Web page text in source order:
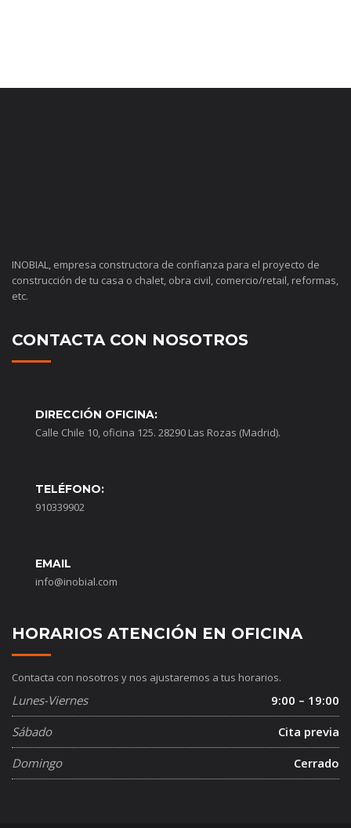
INOBIAL, empresa constructora de confianza para el proyecto de
construcción de tu casa o chalet, obra civil, comercio/retail, reformas,
etc.
CONTACTA CON NOSOTROS
DIRECCIÓN OFICINA:
Calle Chile 10, oficina 125. 28290 Las Rozas (Madrid).
TELÉFONO:
910339902
EMAIL
info@inobial.com
HORARIOS ATENCIÓN EN OFICINA
Contacta con nosotros y nos ajustaremos a tus horarios.
Lunes-Viernes
9:00 – 19:00
Sábado
Cita previa
Domingo
Cerrado